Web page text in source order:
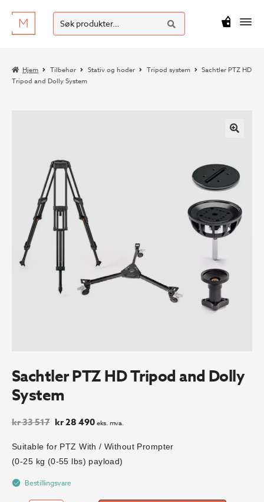
Hopp
til
Hopp
til
Søk
etter:
SØK
kr0
Hjem Tilbehør Stativ og hoder Tripod system
Sachtler PTZ HD
Tripod and Dolly System
Sachtler PTZ HD Tripod and Dolly
System
kr33 517 Opprinnelig
var:
kr 33
517.
kr28 490Nåværende
er:
kr 28
490.
eks. mva.
Suitable for PTZ With / Without Prompter
(0-25 kg (0-55 lbs) payload)
Bestillingsvare